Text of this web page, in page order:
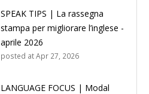
SPEAK TIPS | La rassegna
stampa per migliorare l’inglese -
aprile 2026
posted atApr 27, 2026
LANGUAGE FOCUS | Modal